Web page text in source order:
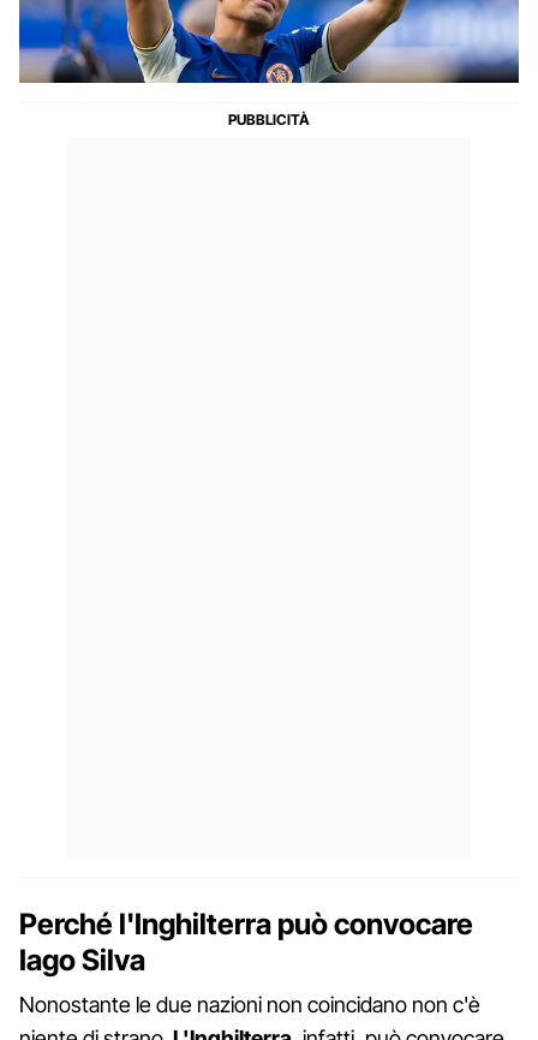
Perché l'Inghilterra può convocare
Iago Silva
Nonostante le due nazioni non coincidano non c'è